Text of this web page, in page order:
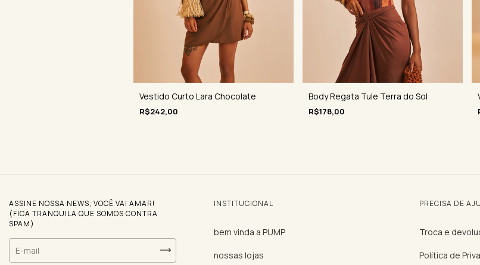
Vestido Curto Lara Chocolate
R$242,00
Body Regata Tule Terra do Sol
R$178,00
ASSINE NOSSA NEWS, VOCÊ VAI AMAR!
(FICA TRANQUILA QUE SOMOS CONTRA
SPAM)
INSTITUCIONAL
bem vinda a PUMP
nossas lojas
PRECISA DE
Troca e
Política de